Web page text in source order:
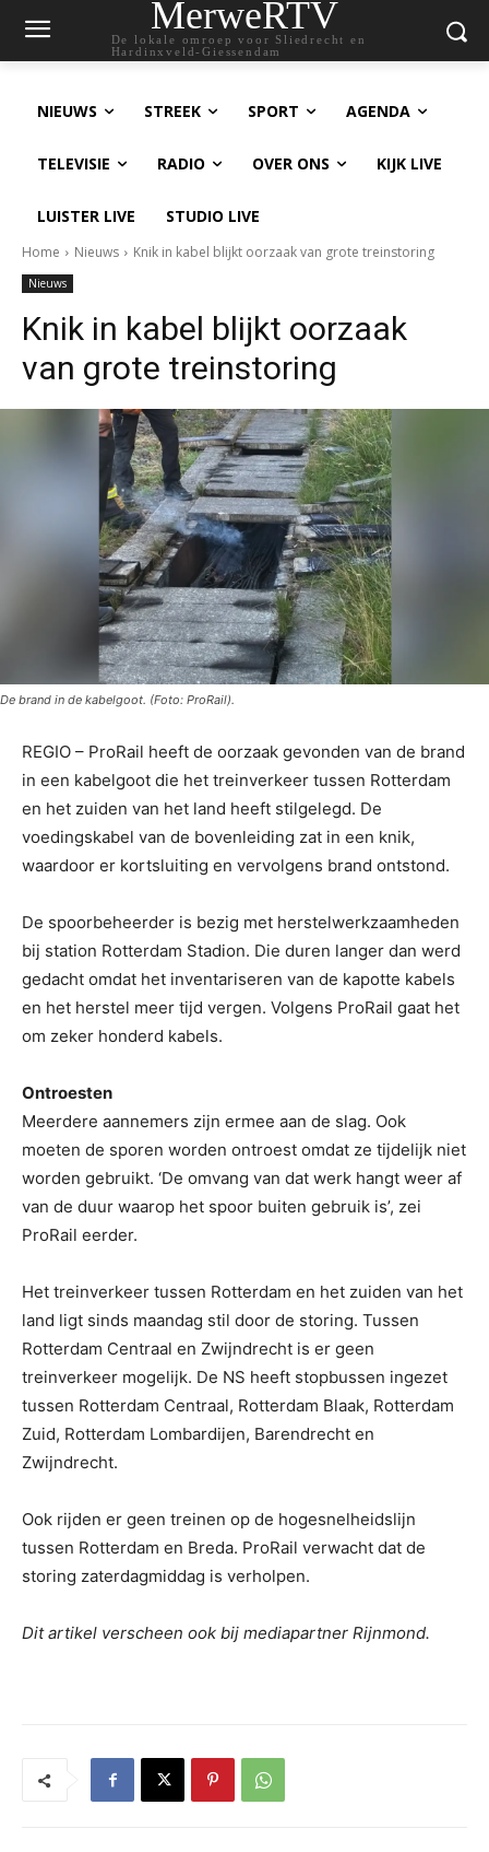
MerweRTV
De lokale omroep voor Sliedrecht en
Hardinxveld-Giessendam
NIEUWS STREEK SPORT AGENDA
TELEVISIE RADIO OVER ONS KIJK LIVE
LUISTER LIVE STUDIO LIVE
Home Nieuws Knik in kabel blijkt oorzaak van grote treinstoring
Nieuws
Knik in kabel blijkt oorzaak
van grote treinstoring
De brand in de kabelgoot. (Foto: ProRail).
REGIO – ProRail heeft de oorzaak gevonden van de brand
in een kabelgoot die het treinverkeer tussen Rotterdam
en het zuiden van het land heeft stilgelegd. De
voedingskabel van de bovenleiding zat in een knik,
waardoor er kortsluiting en vervolgens brand ontstond.
De spoorbeheerder is bezig met herstelwerkzaamheden
bij station Rotterdam Stadion. Die duren langer dan werd
gedacht omdat het inventariseren van de kapotte kabels
en het herstel meer tijd vergen. Volgens ProRail gaat het
om zeker honderd kabels.
Ontroesten
Meerdere aannemers zijn ermee aan de slag. Ook
moeten de sporen worden ontroest omdat ze tijdelijk niet
worden gebruikt. ‘De omvang van dat werk hangt weer af
van de duur waarop het spoor buiten gebruik is’, zei
ProRail eerder.
Het treinverkeer tussen Rotterdam en het zuiden van het
land ligt sinds maandag stil door de storing. Tussen
Rotterdam Centraal en Zwijndrecht is er geen
treinverkeer mogelijk. De NS heeft stopbussen ingezet
tussen Rotterdam Centraal, Rotterdam Blaak, Rotterdam
Zuid, Rotterdam Lombardijen, Barendrecht en
Zwijndrecht.
Ook rijden er geen treinen op de hogesnelheidslijn
tussen Rotterdam en Breda. ProRail verwacht dat de
storing zaterdagmiddag is verholpen.
Dit artikel verscheen ook bij mediapartner Rijnmond.